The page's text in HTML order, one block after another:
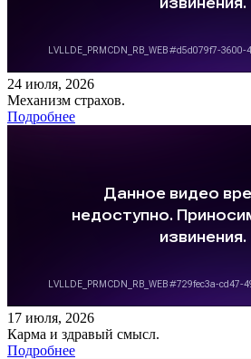
24 июля, 2026
Механизм страхов.
Подробнее
17 июля, 2026
Карма и здравый смысл.
Подробнее